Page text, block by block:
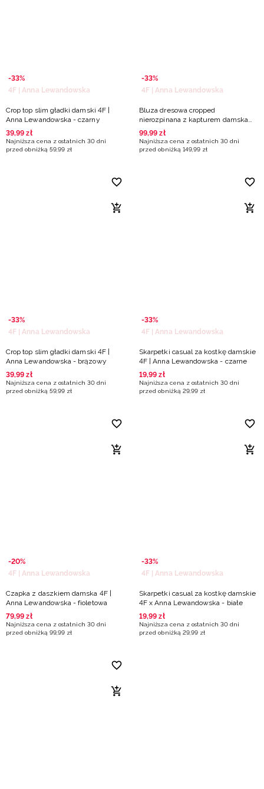
-33%
4F | Anna Lewandowska
Crop top slim gładki damski 4F |
Anna Lewandowska - czarny
39,99 zł
Najniższa cena z ostatnich 30 dni
przed obniżką 59,99 zł
-33%
4F | Anna Lewandowska
Bluza dresowa cropped
nierozpinana z kapturem damska
4F | Anna Lewandowska - biała
99,99 zł
Najniższa cena z ostatnich 30 dni
przed obniżką 149,99 zł
-33%
4F | Anna Lewandowska
Crop top slim gładki damski 4F |
Anna Lewandowska - brązowy
39,99 zł
Najniższa cena z ostatnich 30 dni
przed obniżką 59,99 zł
-33%
4F | Anna Lewandowska
Skarpetki casual za kostkę damskie
4F | Anna Lewandowska - czarne
19,99 zł
Najniższa cena z ostatnich 30 dni
przed obniżką 29,99 zł
-20%
4F | Anna Lewandowska
Czapka z daszkiem damska 4F |
Anna Lewandowska - fioletowa
79,99 zł
Najniższa cena z ostatnich 30 dni
przed obniżką 99,99 zł
-33%
4F | Anna Lewandowska
Skarpetki casual za kostkę damskie
4F x Anna Lewandowska - białe
19,99 zł
Najniższa cena z ostatnich 30 dni
przed obniżką 29,99 zł